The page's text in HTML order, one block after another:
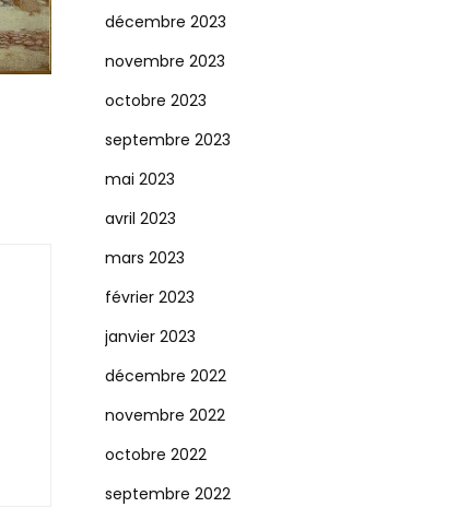
décembre 2023
novembre 2023
octobre 2023
septembre 2023
mai 2023
avril 2023
mars 2023
février 2023
janvier 2023
décembre 2022
novembre 2022
octobre 2022
septembre 2022